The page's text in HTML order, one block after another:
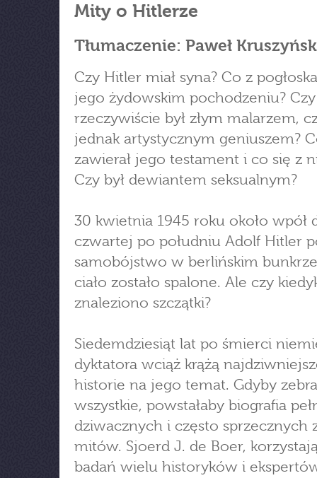
Mity o Hitlerze
Tłumaczenie: Paweł
Czy Hitler miał syna? Co z
jego żydowskim pochodzeniu? Czy
rzeczywiście był złym malarzem,
jednak artystycznym geniuszem?
zawierał jego testament i co się z
Czy był dewiantem seksualnym?
30 kwietnia 1945 roku około wpół
czwartej po południu Adolf Hitler
samobójstwo w berlińskim
ciało zostało spalone. Ale czy
znaleziono szczątki?
Siedemdziesiąt lat po śmierci
dyktatora wciąż krążą
historie na jego temat. Gdyby
wszystkie, powstałaby biografia
dziwacznych i często sprzecznych
mitów. Sjoerd J. de Boer,
badań wielu historyków i